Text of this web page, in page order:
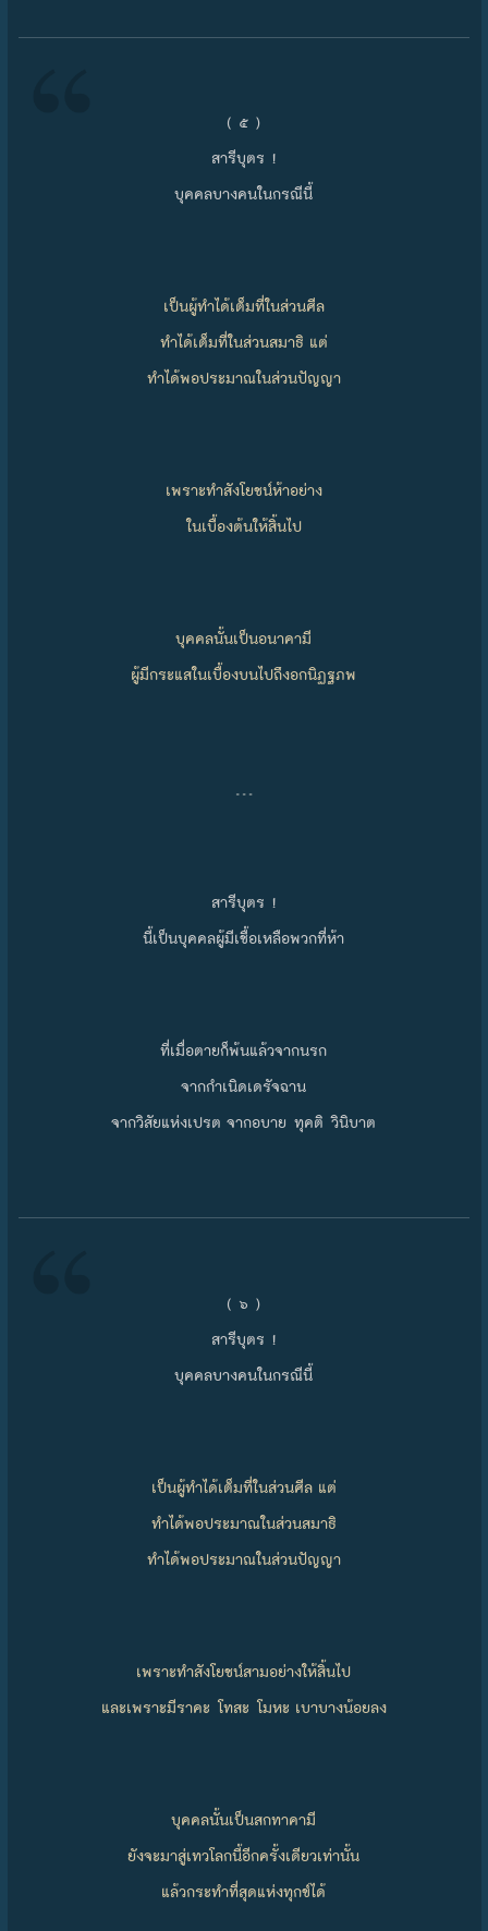
( ๕ )
สารีบุตร !
บุคคลบางคนในกรณีนี้
เป็นผู้ทำได้เต็มที่ในส่วนศีล
ทำได้เต็มที่ในส่วนสมาธิ แต่
ทำได้พอประมาณในส่วนปัญญา
เพราะทำสังโยชน์ห้าอย่าง
ในเบื้องต้นให้สิ้นไป
บุคคลนั้นเป็นอนาคามี
ผู้มีกระแสในเบื้องบนไปถึงอกนิฏฐภพ
…
สารีบุตร !
นี้เป็นบุคคลผู้มีเชื้อเหลือพวกที่ห้า
ที่เมื่อตายก็พ้นแล้วจากนรก
จากกำเนิดเดรัจฉาน
จากวิสัยแห่งเปรต จากอบาย ทุคติ วินิบาต
( ๖ )
สารีบุตร !
บุคคลบางคนในกรณีนี้
เป็นผู้ทำได้เต็มที่ในส่วนศีล แต่
ทำได้พอประมาณในส่วนสมาธิ
ทำได้พอประมาณในส่วนปัญญา
เพราะทำสังโยชน์สามอย่างให้สิ้นไป
และเพราะมีราคะ โทสะ โมหะ เบาบางน้อยลง
บุคคลนั้นเป็นสกทาคามี
ยังจะมาสู่เทวโลกนี้อีกครั้งเดียวเท่านั้น
แล้วกระทำที่สุดแห่งทุกข์ได้